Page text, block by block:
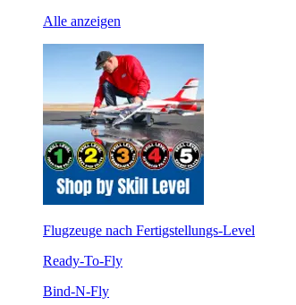
Alle anzeigen
Flugzeuge nach Fertigstellungs-Level
Ready-To-Fly
Bind-N-Fly